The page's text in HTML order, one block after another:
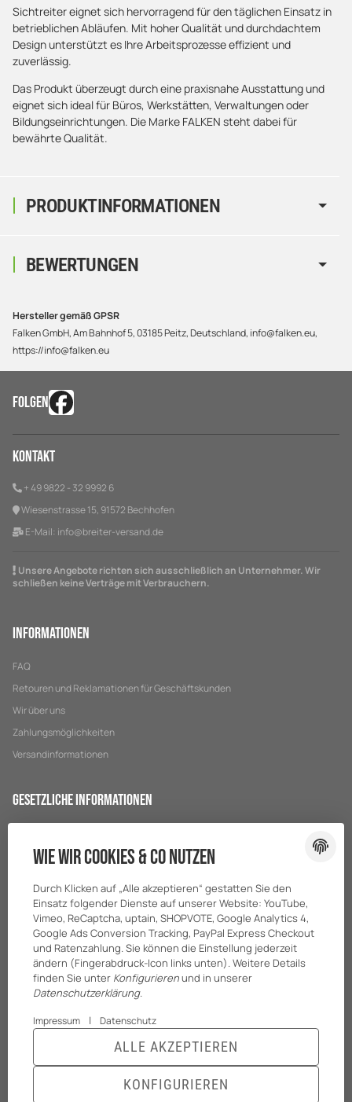
PRODUKTINFORMATIONEN
Sichtreiter eignet sich hervorragend für den täglichen Einsatz in
betrieblichen Abläufen. Mit hoher Qualität und durchdachtem
Design unterstützt es Ihre Arbeitsprozesse effizient und
zuverlässig.
Das Produkt überzeugt durch eine praxisnahe Ausstattung und
eignet sich ideal für Büros, Werkstätten, Verwaltungen oder
Bildungseinrichtungen. Die Marke FALKEN steht dabei für
bewährte Qualität.
BEWERTUNGEN
Hersteller gemäß GPSR
Falken GmbH, Am Bahnhof 5, 03185 Peitz, Deutschland, info@falken.eu,
https://info@falken.eu
FOLGEN
Kontakt
+ 49 9822 - 32 9992 6
Wiesenstrasse 15, 91572 Bechhofen
E-Mail: info@breiter-versand.de
Unsere Angebote richten sich ausschließlich an Unternehmer. Wir
schließen keine Verträge mit Verbrauchern.
Informationen
FAQ
Retouren und Reklamationen für Geschäftskunden
Wir über uns
Zahlungsmöglichkeiten
Versandinformationen
Gesetzliche Informationen
Impressum
Batteriegesetzhinweise
Wie wir Cookies & Co nutzen
Durch Klicken auf „Alle akzeptieren“ gestatten Sie den
Einsatz folgender Dienste auf unserer Website: YouTube,
Vimeo, ReCaptcha, uptain, SHOPVOTE, Google Analytics 4,
Google Ads Conversion Tracking, PayPal Express Checkout
und Ratenzahlung. Sie können die Einstellung jederzeit
ändern (Fingerabdruck-Icon links unten). Weitere Details
finden Sie unter Konfigurierenund in unserer
Datenschutzerklärung.
Impressum | Datenschutz
KONFIGURIEREN
ALLE AKZEPTIEREN